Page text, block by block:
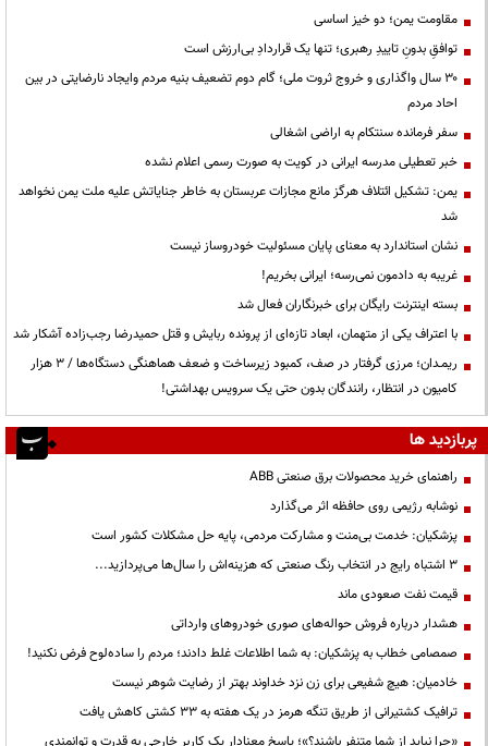
مقاومت یمن؛ دو خیز اساسی
توافقِ بدونِ تاییدِ رهبری؛ تنها یک قراردادِ بی‌ارزش است
۳۰ سال واگذاری و خروج ثروت ملی؛ گام دوم تضعیف بنیه مردم وایجاد نارضایتی در بین
احاد مردم
سفر فرمانده سنتکام به اراضی اشغالی
خبر تعطیلی مدرسه ایرانی در کویت به صورت رسمی اعلام نشده
یمن: تشکیل ائتلاف هرگز مانع مجازات عربستان به خاطر جنایاتش علیه ملت یمن نخواهد
شد
نشان استاندارد به معنای پایان مسئولیت خودروساز نیست
غریبه به دادمون نمی‌رسه؛ ایرانی بخریم!
بسته اینترنت رایگان برای خبرنگاران فعال شد
با اعتراف یکی از متهمان، ابعاد تازه‌ای از پرونده ربایش و قتل حمیدرضا رجب‌زاده آشکار شد
ریمـدان؛ مرزی گرفتار در صف، کمبود زیرساخت و ضعف هماهنگی دستگاه‌ها / ۳ هزار
کامیون در انتظار، رانندگان بدون حتی یک سرویس بهداشتی!
پربازدید ها
راهنمای خرید محصولات برق صنعتی ABB
نوشابه رژیمی روی حافظه اثر می‌گذارد
پزشکیان: خدمت بی‌منت و مشارکت مردمی، پایه حل مشکلات کشور است
3 اشتباه رایج در انتخاب رنگ صنعتی که هزینه‌اش را سال‌ها می‌پردازید...
قیمت نفت صعودی ماند
هشدار درباره فروش حواله‌های صوری خودروهای وارداتی
صمصامی خطاب به پزشکیان: به شما اطلاعات غلط دادند؛ مردم را ساده‌لوح فرض نکنید!
خادمیان: هیچ شفیعی برای زن نزد خداوند بهتر از رضایت شوهر نیست
ترافیک کشتیرانی از طریق تنگه هرمز در یک هفته به ۳۳ کشتی کاهش یافت
«چرا نباید از شما متنفر باشند؟»؛ پاسخ معنادار یک کاربر خارجی به قدرت و توانمندی